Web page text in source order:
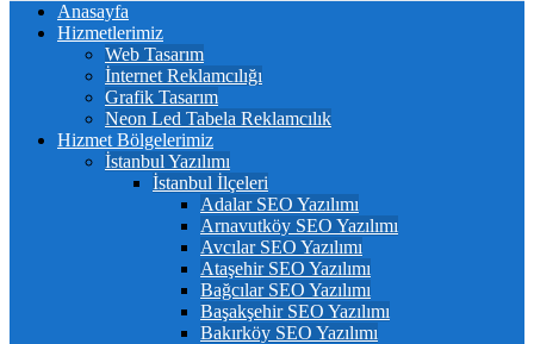
Anasayfa
Hizmetlerimiz
Web Tasarım
İnternet Reklamcılığı
Grafik Tasarım
Neon Led Tabela Reklamcılık
Hizmet Bölgelerimiz
İstanbul Yazılımı
İstanbul İlçeleri
Adalar SEO Yazılımı
Arnavutköy SEO Yazılımı
Avcılar SEO Yazılımı
Ataşehir SEO Yazılımı
Bağcılar SEO Yazılımı
Başakşehir SEO Yazılımı
Bakırköy SEO Yazılımı